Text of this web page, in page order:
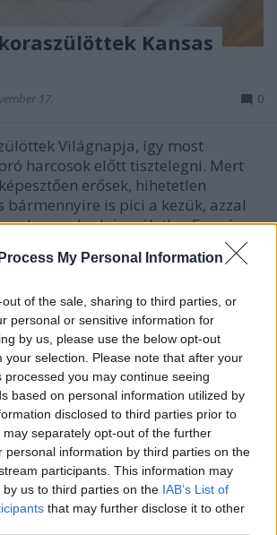
My Personal Information
of the sale, sharing to third parties, or
personal or sensitive information for
by us, please use the below opt-out
your selection. Please note that after your
processed you may continue seeing
based on personal information utilized by
disclosed to third parties prior to
separately opt-out of the further
personal information by third parties on the
participants. This information may
us to third parties on the IAB’s List of
that may further disclose it to other
Kansas
17. 0
Világnapja, így most
harcosok előtt tisztelegni. Mert
erősek, hihetetlen
bármennyire is pici a kezük, azzal
kapaszkodni az életbe. Ezer és
küzdenek meg életük első pár…